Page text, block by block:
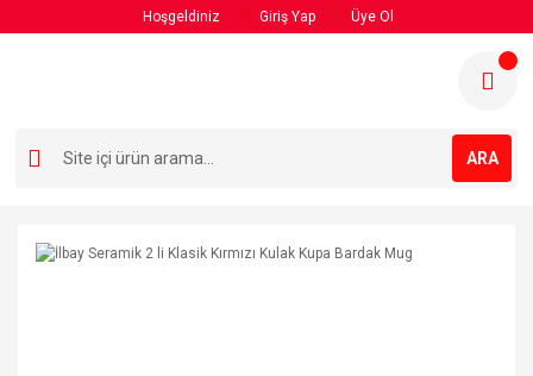
Hoşgeldiniz Giriş Yap Üye Ol
ARA